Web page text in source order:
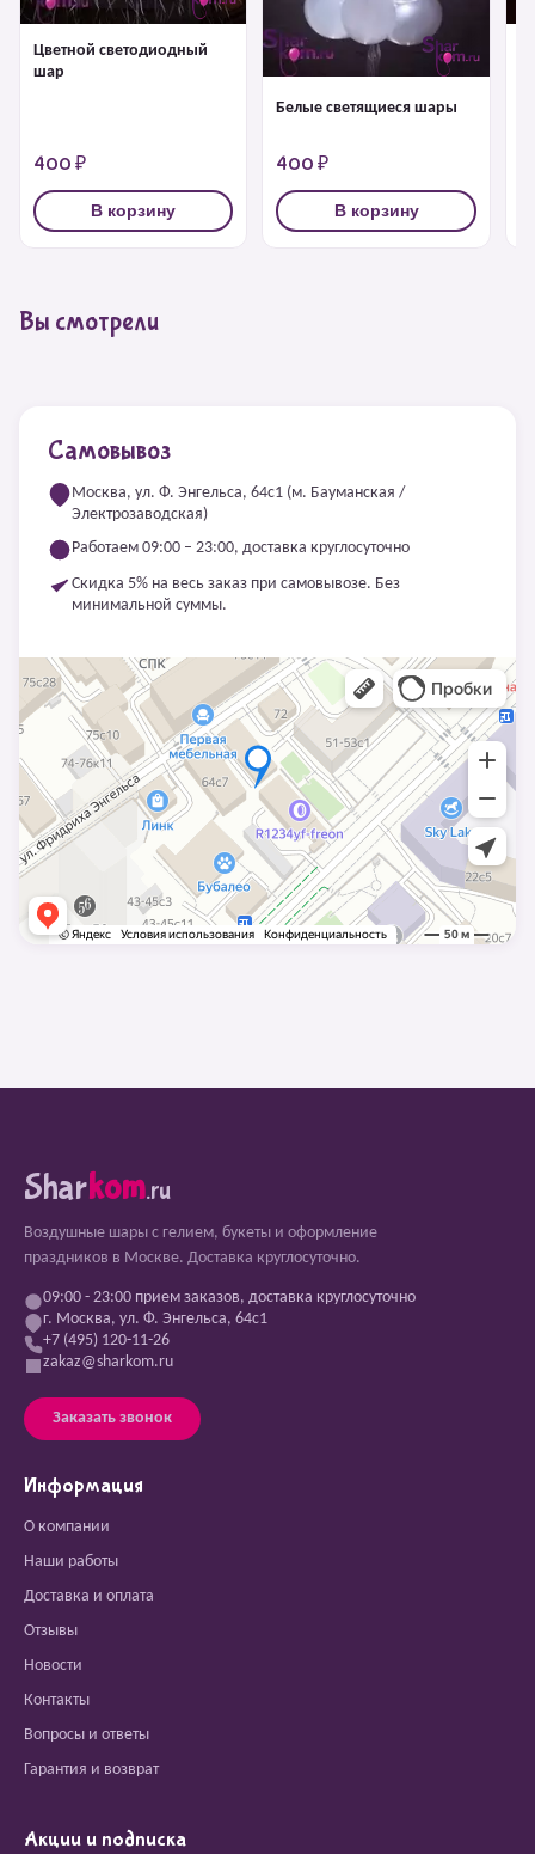
Цветной светодиодный
шар
400 ₽
В корзину
Белые светящиеся шары
400 ₽
В корзину
Вы смотрели
Самовывоз
Москва, ул. Ф. Энгельса, 64с1 (м. Бауманская /
Электрозаводская)
Работаем 09:00 – 23:00, доставка круглосуточно
Скидка 5% на весь заказ при самовывозе. Без
минимальной суммы.
Sharkom.ru
Воздушные шары с гелием, букеты и оформление
праздников в Москве. Доставка круглосуточно.
09:00 - 23:00 прием заказов, доставка круглосуточно
г. Москва, ул. Ф. Энгельса, 64с1
+7 (495) 120-11-26
zakaz@sharkom.ru
Заказать звонок
Информация
О компании
Наши работы
Доставка и оплата
Отзывы
Новости
Контакты
Вопросы и ответы
Гарантия и возврат
Акции и подписка